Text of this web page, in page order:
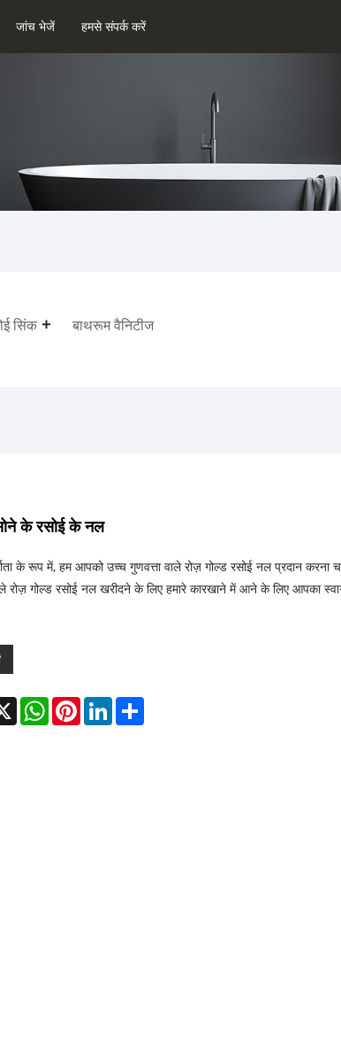
जांच भेजें हमसे संपर्क करें
सिंक बाथरूम वैनिटीज
के रसोई के नल
के रूप में, हम आपको उच्च गुणवत्ता वाले रोज़ गोल्ड रसोई नल प्रदान
रोज़ गोल्ड रसोई नल खरीदने के लिए हमारे कारखाने में आने के लिए आपका
X WhatsAppPinterestLinkedIn